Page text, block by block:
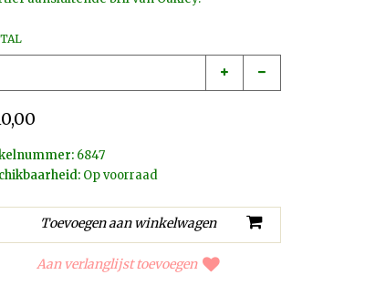
6847
Op voorraad
Aan verlanglijst toevoegen